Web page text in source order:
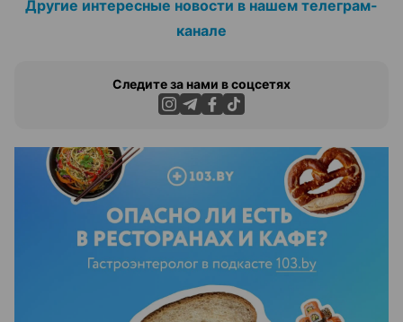
Другие интересные новости в нашем телеграм-
канале
Следите за нами в соцсетях